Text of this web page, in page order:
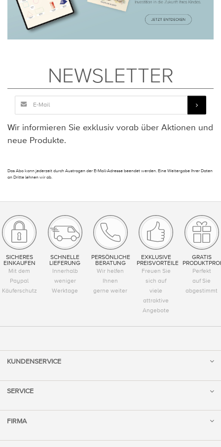
NEWSLETTER
Wir informieren Sie exklusiv vorab über Aktionen und
neue Produkte.
Das Abo kann jederzeit durch Austragen der E-Mail-Adresse beendet werden. Eine Weitergabe Ihrer Daten
an Dritte lehnen wir ab.
SICHERES
EINKAUFEN
Mit dem
Paypal
Käuferschutz
SCHNELLE
LIEFERUNG
Innerhalb
weniger
Werktage
PERSÖNLICHE
BERATUNG
Wir helfen
Ihnen
gerne weiter
EXKLUSIVE
PREISVORTEILE
Freuen Sie
sich auf
viele
attraktive
Angebote
GRATIS
Perfekt
auf Sie
abgestimmt
KUNDENSERVICE
SERVICE
FIRMA